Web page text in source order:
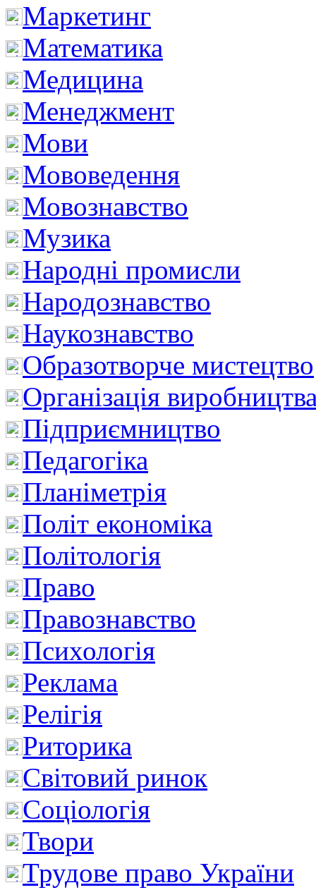
Маркетинг
Математика
Медицина
Менеджмент
Мови
Мововедення
Мовознавство
Музика
Народні промисли
Народознавство
Наукознавство
Образотворче мистецтво
Організація
Підприємництво
Педагогіка
Планіметрія
Політ економіка
Політологія
Право
Правознавство
Психологія
Реклама
Релігія
Риторика
Світовий ринок
Соціологія
Твори
Трудове право України